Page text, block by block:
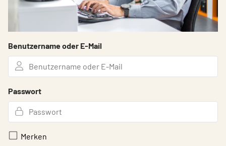
Benutzername oder E-Mail
Passwort
Merken